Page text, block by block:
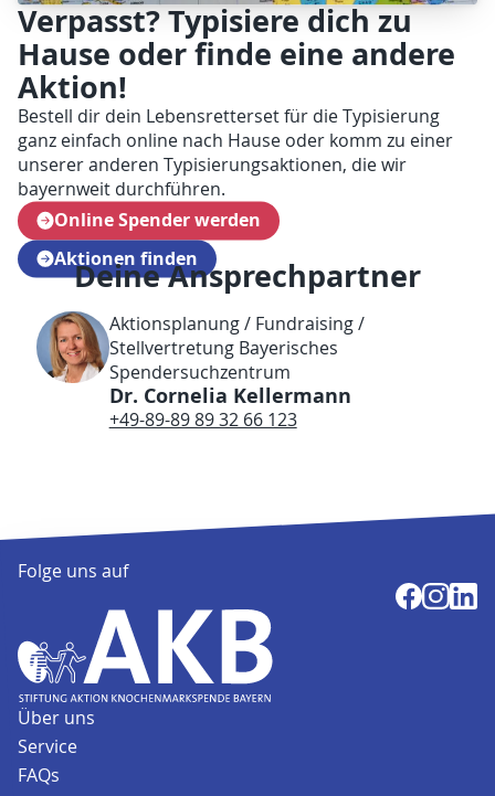
Verpasst? Typisiere dich zu
Hause oder finde eine andere
Aktion!
Bestell dir dein Lebensretterset für die Typisierung
ganz einfach online nach Hause oder komm zu einer
unserer anderen Typisierungsaktionen, die wir
bayernweit durchführen.
Online Spender werden
Aktionen finden
Deine Ansprechpartner
Aktionsplanung / Fundraising /
Stellvertretung Bayerisches
Spendersuchzentrum
Dr. Cornelia Kellermann
+49-89-89 89 32 66 123
Folge uns auf
Über uns
Service
FAQs